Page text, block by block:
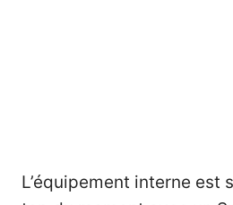
L’équipement interne est